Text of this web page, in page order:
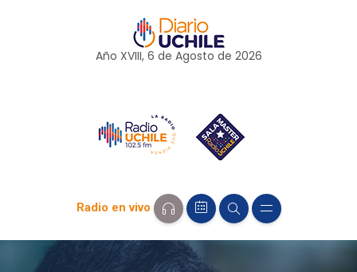
Año XVIII, 6 de Agosto de 2026
Radio en vivo